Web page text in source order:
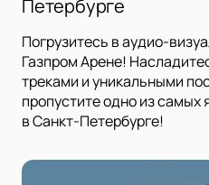
Петербурге
Погрузитесь в аудио-
Газпром Арене!
треками и уникальными
пропустите одно из самых
в Санкт-Петербурге!